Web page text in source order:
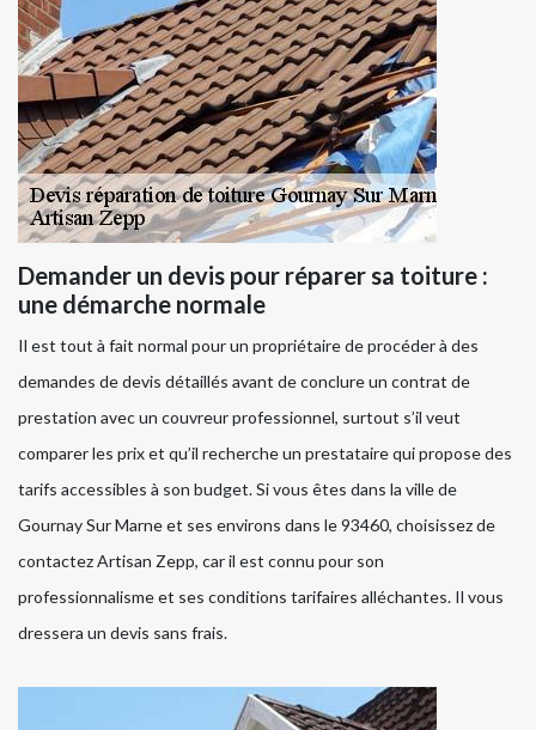
Demander un devis pour réparer sa toiture :
une démarche normale
Il est tout à fait normal pour un propriétaire de procéder à des
demandes de devis détaillés avant de conclure un contrat de
prestation avec un couvreur professionnel, surtout s’il veut
comparer les prix et qu’il recherche un prestataire qui propose des
tarifs accessibles à son budget. Si vous êtes dans la ville de
Gournay Sur Marne et ses environs dans le 93460, choisissez de
contactez Artisan Zepp, car il est connu pour son
professionnalisme et ses conditions tarifaires alléchantes. Il vous
dressera un devis sans frais.